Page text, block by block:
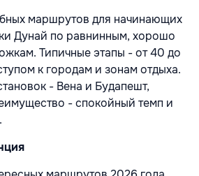
маршрутов для начинающих
Дунай по равнинным, хорошо
Типичные этапы - от 40 до
к городам и зонам отдыха.
- Вена и Будапешт,
- спокойный темп и